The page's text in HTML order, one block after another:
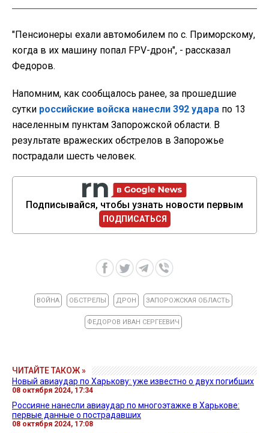
"Пенсионеры ехали автомобилем по с. Приморскому,
когда в их машину попал FPV-дрон", - рассказал
Федоров.
Напомним, как сообщалось ранее, за прошедшие
сутки российские войска нанесли 392 удара по 13
населенным пунктам Запорожской области. В
результате вражеских обстрелов в Запорожье
пострадали шесть человек.
Подписывайся, чтобы узнать новости первым
ПОДПИСАТЬСЯ
ВОЙНА ОБСТРЕЛЫ ДРОН ЗАПОРОЖСКАЯ ОБЛАСТЬ
ФЕДОРОВ ИВАН СЕРГЕЕВИЧ
ЧИТАЙТЕ ТАКОЖ »
Новый авиаудар по Харькову: уже известно о двух погибших
08 октября 2024, 17:34
Россияне нанесли авиаудар по многоэтажке в Харькове:
первые данные о пострадавших
08 октября 2024, 17:08